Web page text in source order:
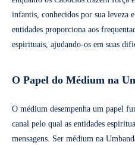
infantis, conhecidos por sua leveza
entidades proporciona aos
espirituais, ajudando-os em suas
O Papel do Médium na
O médium desempenha um papel
canal pelo qual as entidades
mensagens. Ser médium na